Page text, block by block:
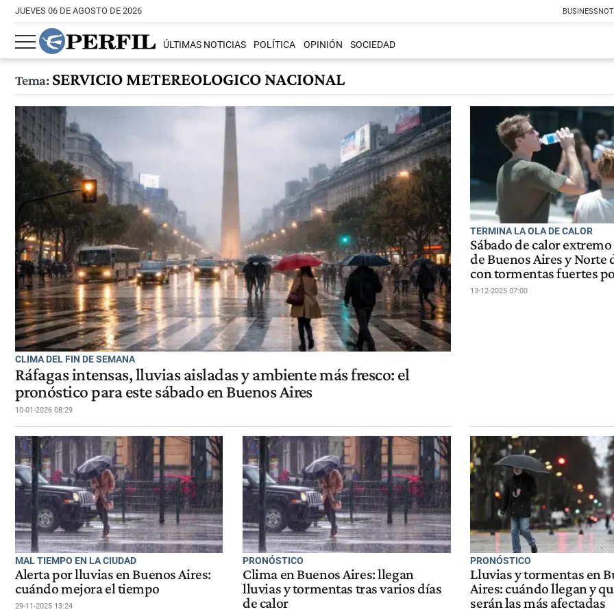
JUEVES 06 DE AGOSTO DE 2026 BUSINESS
ÚLTIMAS NOTICIAS POLÍTICA OPINIÓN SOCIEDAD
Tema:SERVICIO METEREOLOGICO NACIONAL
CLIMA DEL FIN DE SEMANA
Ráfagas intensas, lluvias aisladas y ambiente más fresco: el
pronóstico para este sábado en Buenos Aires
10-01-2026 08:29
TERMINA LA OLA DE CALOR
Sábado de calor
de Buenos Aires y Norte
con tormentas fuertes
13-12-2025 07:00
MAL TIEMPO EN LA CIUDAD
Alerta por lluvias en Buenos Aires:
cuándo mejora el tiempo
29-11-2025 13:24
PRONÓSTICO
Clima en Buenos Aires: llegan
lluvias y tormentas tras varios días
de calor
PRONÓSTICO
Lluvias y tormentas en
Aires: cuándo llegan y
serán las más afectadas